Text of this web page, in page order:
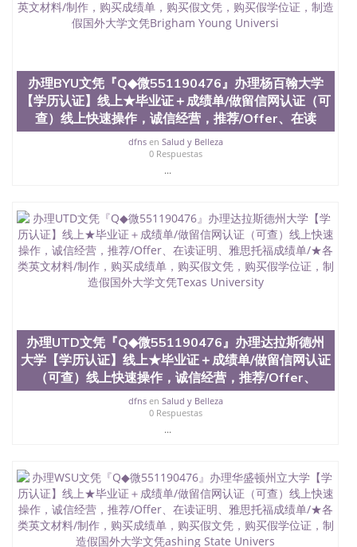
办理BYU文凭『Q◆微551190476』办理杨百翰大学
【学历认证】线上★毕业证＋成绩单/做留信网认证（可
查）线上快速操作，诚信经营，推荐/Offer、在读
dfnsen Salud y Belleza
0 Respuestas
...
办理UTD文凭『Q◆微551190476』办理达拉斯德州
大学【学历认证】线上★毕业证＋成绩单/做留信网认证
（可查）线上快速操作，诚信经营，推荐/Offer、
dfnsen Salud y Belleza
0 Respuestas
...